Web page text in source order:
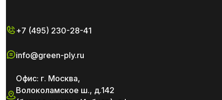
+7 (495) 230-28-41
info@green-ply.ru
Офис: г. Москва,
Волоколамское ш., д.142